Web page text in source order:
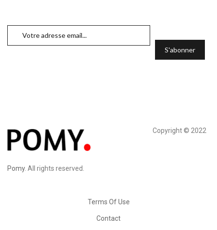
Copyright © 2022
Pomy. All rights reserved.
Terms Of Use
Contact